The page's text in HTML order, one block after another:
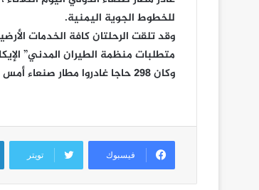
للخطوط الجوية اليمنية.
وقد تلقت الرحلتان كافة الخدمات
متطلبات منظمة الطيران المدني”
وكان 298 حاجا غادروا مطار صنعاء أمس ضمن الفوج الثالث إلى الأراضي المقدسة لأداء مناسك الحج.
فيسبوك تويتر